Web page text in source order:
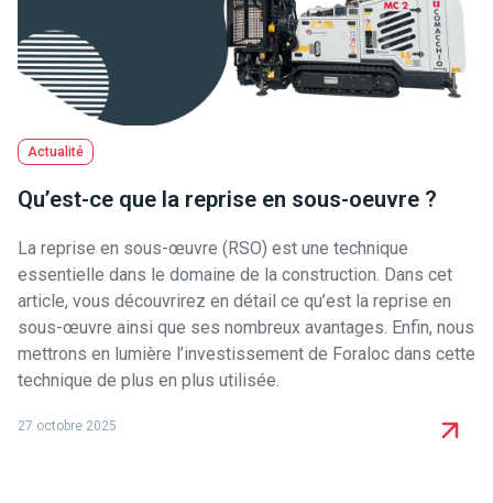
Actualité
Qu’est-ce que la reprise en sous-oeuvre ?
La reprise en sous-œuvre (RSO) est une technique
essentielle dans le domaine de la construction. Dans cet
article, vous découvrirez en détail ce qu’est la reprise en
sous-œuvre ainsi que ses nombreux avantages. Enfin, nous
mettrons en lumière l’investissement de Foraloc dans cette
technique de plus en plus utilisée.
27 octobre 2025